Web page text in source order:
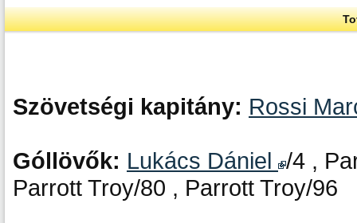
Szövetségi kapitány: Rossi
Góllövők: Lukács Dániel /4 ,
Parrott Troy/80 , Parrott Troy/96